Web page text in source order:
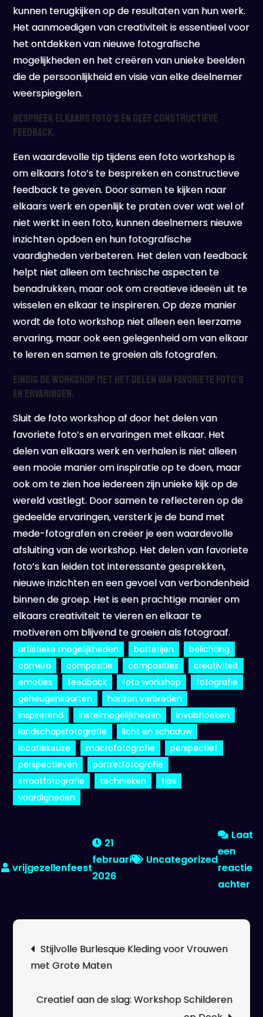
kunnen terugkijken op de resultaten van hun werk.
Het aanmoedigen van creativiteit is essentieel voor
het ontdekken van nieuwe fotografische
mogelijkheden en het creëren van unieke beelden
die de persoonlijkheid en visie van elke deelnemer
weerspiegelen.
Bespreek elkaars foto’s en geef constructieve
feedback.
Een waardevolle tip tijdens een foto workshop is
om elkaars foto’s te bespreken en constructieve
feedback te geven. Door samen te kijken naar
elkaars werk en openlijk te praten over wat wel of
niet werkt in een foto, kunnen deelnemers nieuwe
inzichten opdoen en hun fotografische
vaardigheden verbeteren. Het delen van feedback
helpt niet alleen om technische aspecten te
benadrukken, maar ook om creatieve ideeën uit te
wisselen en elkaar te inspireren. Op deze manier
wordt de foto workshop niet alleen een leerzame
ervaring, maar ook een gelegenheid om van elkaar
te leren en samen te groeien als fotografen.
Eindig de workshop met het delen van favoriete foto’s
en ervaringen.
Sluit de foto workshop af door het delen van
favoriete foto’s en ervaringen met elkaar. Het
delen van elkaars werk en verhalen is niet alleen
een mooie manier om inspiratie op te doen, maar
ook om te zien hoe iedereen zijn unieke kijk op de
wereld vastlegt. Door samen te reflecteren op de
gedeelde ervaringen, versterk je de band met
mede-fotografen en creëer je een waardevolle
afsluiting van de workshop. Het delen van favoriete
foto’s kan leiden tot interessante gesprekken,
nieuwe inzichten en een gevoel van verbondenheid
binnen de groep. Het is een prachtige manier om
elkaars creativiteit te vieren en elkaar te
motiveren om blijvend te groeien als fotograaf.
artistieke mogelijkheden batterijen
belichting
camera
compositie composities
creativiteit
emoties
feedback foto workshop
fotografie
geheugenkaarten
horizon verbreden
inspirerend
instelmogelijkheden
invalshoeken
landschapsfotografie
licht en schaduw
locatiekeuze
macrofotografie
perspectief
perspectieven
portretfotografie
straatfotografie
technieken
tips
vaardigheden
21
februari
2026
Uncategorized
Laat
een
reactie
achter
Stijlvolle Burlesque Kleding voor Vrouwen
met Grote Maten
Creatief aan de slag: Workshop Schilderen